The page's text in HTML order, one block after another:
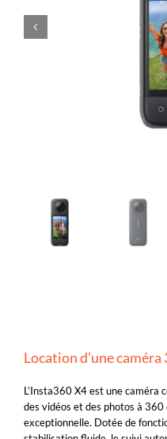
Location d’une
L’Insta360 X4 est une
des vidéos et des photos à
exceptionnelle. Dotée de